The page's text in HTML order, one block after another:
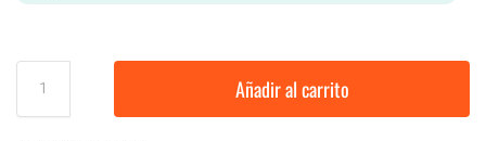
Añadir al carrito